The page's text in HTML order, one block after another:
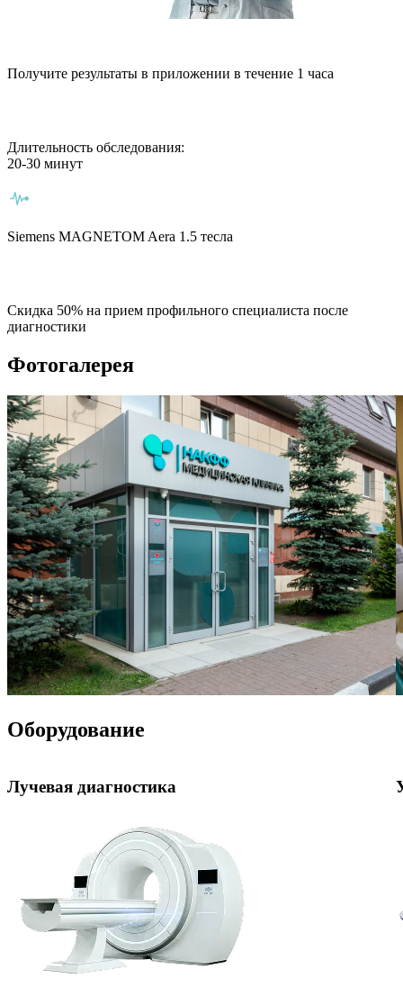
Получите результаты в приложении в течение 1 часа
Длительность обследования:
20-30 минут
Siemens MAGNETOM Aera 1.5 тесла
Скидка 50% на прием профильного специалиста после
диагностики
Фотогалерея
Оборудование
Лучевая диагностика